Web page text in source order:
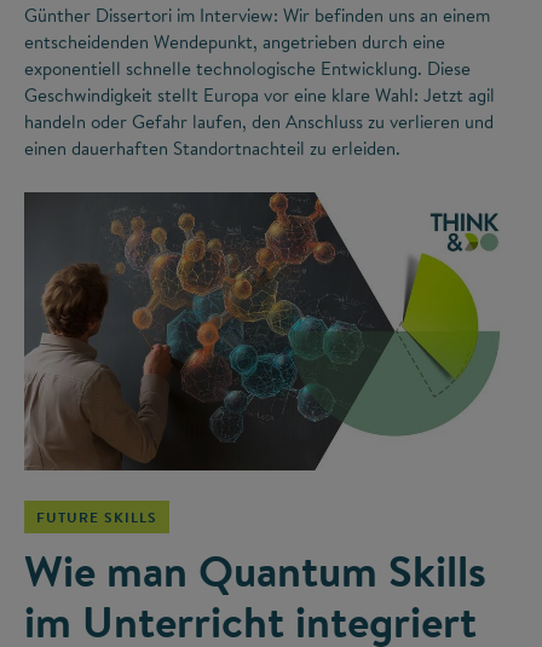
Günther Dissertori im Interview: Wir befinden uns an einem
entscheidenden Wendepunkt, angetrieben durch eine
exponentiell schnelle technologische Entwicklung. Diese
Geschwindigkeit stellt Europa vor eine klare Wahl: Jetzt agil
handeln oder Gefahr laufen, den Anschluss zu verlieren und
einen dauerhaften Standortnachteil zu erleiden.
FUTURE SKILLS
Wie man Quantum Skills
im Unterricht integriert